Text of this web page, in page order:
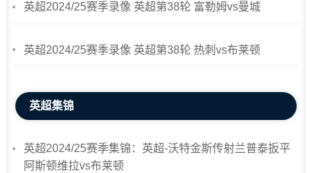
英超2024/25赛季录像 英超第38轮 富勒姆vs曼城
英超2024/25赛季录像 英超第38轮 热刺vs布莱顿
英超集锦
英超2024/25赛季集锦：英超-沃特金斯传射兰普泰扳平
阿斯顿维拉vs布莱顿